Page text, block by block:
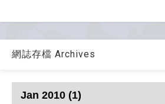
網誌存檔 Archives